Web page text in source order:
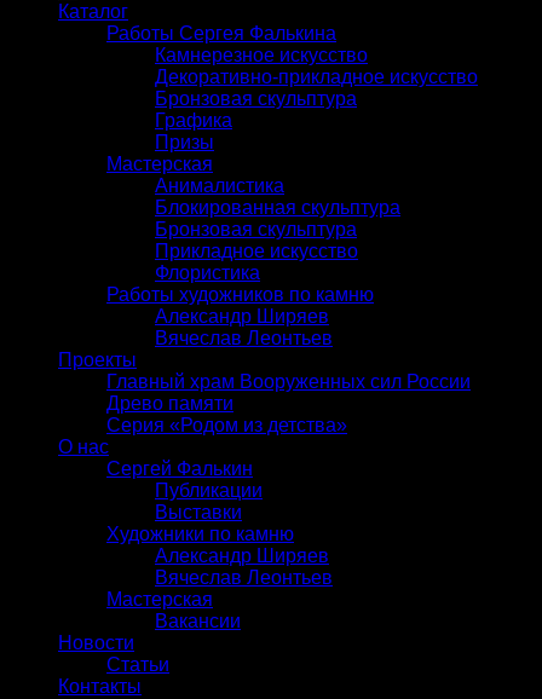
Каталог
Работы Сергея Фалькина
Камнерезное искусство
Декоративно-прикладное искусство
Бронзовая скульптура
Графика
Призы
Мастерская
Анималистика
Блокированная скульптура
Бронзовая скульптура
Прикладное искусство
Флористика
Работы художников по камню
Александр Ширяев
Вячеслав Леонтьев
Проекты
Главный храм Вооруженных сил России
Древо памяти
Серия «Родом из детства»
О нас
Сергей Фалькин
Публикации
Выставки
Художники по камню
Александр Ширяев
Вячеслав Леонтьев
Мастерская
Вакансии
Новости
Статьи
Контакты